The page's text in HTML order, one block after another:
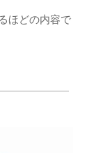
ほどの内容で